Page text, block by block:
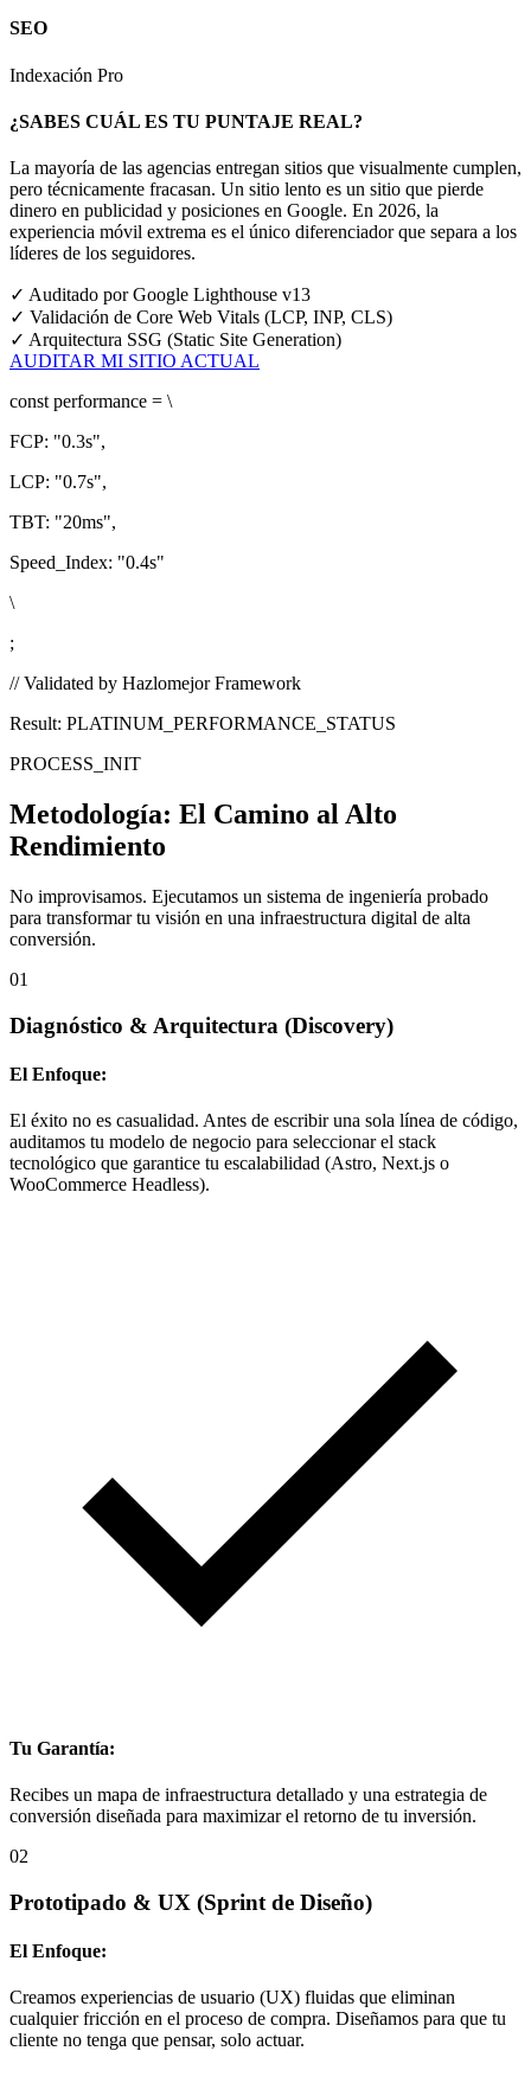
SEO
Indexación Pro
¿SABES CUÁL ES TU PUNTAJE REAL?
La mayoría de las agencias entregan sitios que visualmente cumplen,
pero técnicamente fracasan. Un sitio lento es un sitio que pierde
dinero en publicidad y posiciones en Google. En 2026, la
experiencia móvil extrema es el único diferenciador que separa a los
líderes de los seguidores.
✓ Auditado por Google Lighthouse v13
✓ Validación de Core Web Vitals (LCP, INP, CLS)
✓ Arquitectura SSG (Static Site Generation)
AUDITAR MI SITIO ACTUAL
const performance = \
FCP: "0.3s",
LCP: "0.7s",
TBT: "20ms",
Speed_Index: "0.4s"
\
;
// Validated by Hazlomejor Framework
Result: PLATINUM_PERFORMANCE_STATUS
PROCESS_INIT
Metodología: El Camino al Alto
Rendimiento
No improvisamos. Ejecutamos un sistema de ingeniería probado
para transformar tu visión en una infraestructura digital de alta
conversión.
01
Diagnóstico & Arquitectura (Discovery)
El Enfoque:
El éxito no es casualidad. Antes de escribir una sola línea de código,
auditamos tu modelo de negocio para seleccionar el stack
tecnológico que garantice tu escalabilidad (Astro, Next.js o
WooCommerce Headless).
Tu Garantía:
Recibes un mapa de infraestructura detallado y una estrategia de
conversión diseñada para maximizar el retorno de tu inversión.
02
Prototipado & UX (Sprint de Diseño)
El Enfoque:
Creamos experiencias de usuario (UX) fluidas que eliminan
cualquier fricción en el proceso de compra. Diseñamos para que tu
cliente no tenga que pensar, solo actuar.